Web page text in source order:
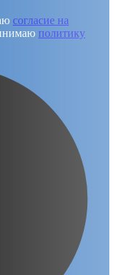
согласие на
политику